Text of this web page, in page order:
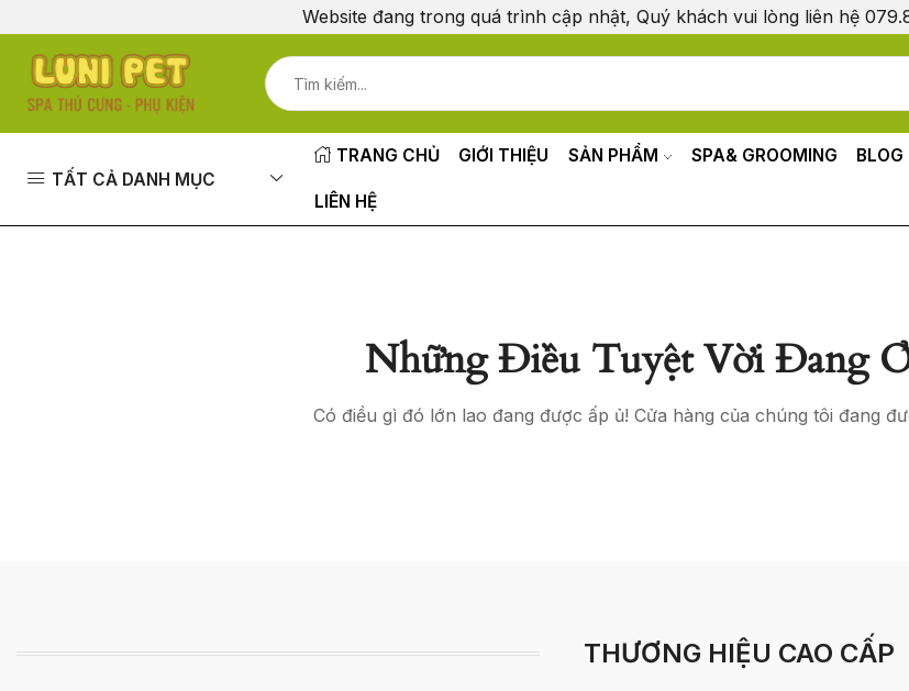
Website đang trong quá trình cập nhật, Quý khách vui lòng liên hệ
TẤT CẢ DANH MỤC
TRANG CHỦ GIỚI THIỆU SẢN PHẨM SPA& GROOMING BLOG
LIÊN HỆ
Những Điều Tuyệt Vời Đang
Có điều gì đó lớn lao đang được ấp ủ! Cửa hàng của chúng tôi đang
THƯƠNG HIỆU CAO CẤP